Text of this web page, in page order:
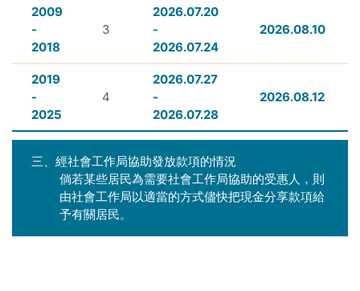
2009
-
2018
3
2026.07.20
-
2026.07.24
2026.08.10
2019
-
2025
4
2026.07.27
-
2026.07.28
2026.08.12
三、經社會工作局協助發放款項的情況
倘若某些居民為需要社會工作局協助的受惠人，則
由社會工作局以適當的方式儘快把現金分享款項給
予有關居民。